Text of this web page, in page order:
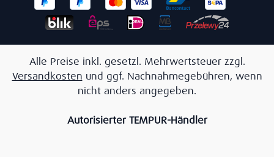
Alle Preise inkl. gesetzl. Mehrwertsteuer zzgl.
Versandkosten und ggf. Nachnahmegebühren, wenn
nicht anders angegeben.
Autorisierter TEMPUR-Händler